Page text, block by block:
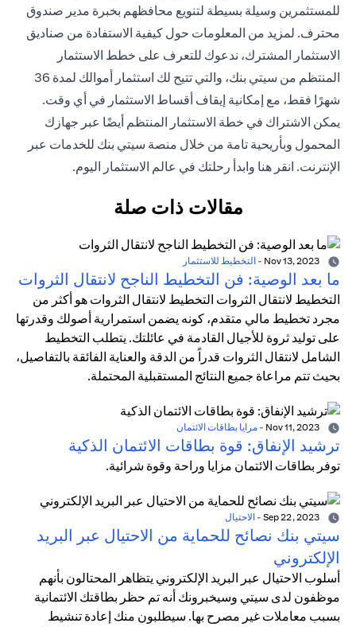
للمستثمرين وسيلة بسيطة لتنويع محافظهم بخبرة مدير صندوق
محترف. لمزيد من المعلومات حول كيفية الاستفادة من صناديق
الاستثمار المشترك، ندعوك للتعرف على خطط الاستثمار
المنتظم من سيتي بنك، والتي تتيح لك استثمار أموالك لمدة 36
شهرًا فقط، مع إمكانية إيقاف أقساط الاستثمار في أي وقت.
يمكن الاشتراك في خطة الاستثمار المنتظم أيضًا عبر جهازك
المحمول وبأريحية تامة من خلال منصة سيتي بنك للخدمات عبر
الإنترنت. انقر هنا وابدأ رحلتك في عالم الاستثمار اليوم.
مقالات ذات صلة
- التخطيط للاستثمار
ما بعد الوصية: فن التخطيط الناجح لانتقال الثروات
التخطيط لانتقال الثروات التخطيط لانتقال الثروات هو أكثر من
مجرد تخطيط مالي متقدم، كونه يضمن استمرارية أصولك وقدرتها
على توليد ثروة للأجيال القادمة في عائلتك. يتطلب التخطيط
الشامل لانتقال الثروات قدراً من الدقة والعناية الفائقة بالتفاصيل،
بحيث تتم مراعاة جميع النتائج المستقبلية المحتملة.
- مزايا بطاقات الائتمان
ترشيد الإنفاق: قوة بطاقات الائتمان الذكية
توفر بطاقات الائتمان مزايا وراحة وقوة شرائية.
- الاحتيال
سيتي بنك نصائح للحماية من الاحتيال عبر البريد
الإلكتروني
أسلوب الاحتيال عبر البريد الإلكتروني يتظاهر المحتالون بأنهم
موظفون لدى سيتي وسيخبرونك أنه تم حظر بطاقتك الائتمانية
بسبب معاملات غير مصرح بها. سيطلبون منك إعادة تنشيط